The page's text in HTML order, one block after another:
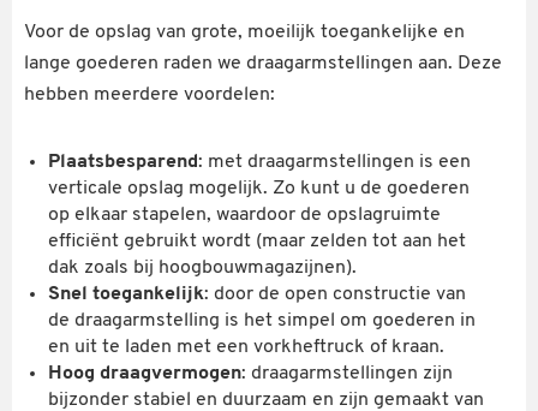
Voor de opslag van grote, moeilijk toegankelijke en
lange goederen raden we draagarmstellingen aan. Deze
hebben meerdere voordelen:
Plaatsbesparend: met draagarmstellingen is een
verticale opslag mogelijk. Zo kunt u de goederen
op elkaar stapelen, waardoor de opslagruimte
efficiënt gebruikt wordt (maar zelden tot aan het
dak zoals bij hoogbouwmagazijnen).
Snel toegankelijk: door de open constructie van
de draagarmstelling is het simpel om goederen in
en uit te laden met een vorkheftruck of kraan.
Hoog draagvermogen: draagarmstellingen zijn
bijzonder stabiel en duurzaam en zijn gemaakt van